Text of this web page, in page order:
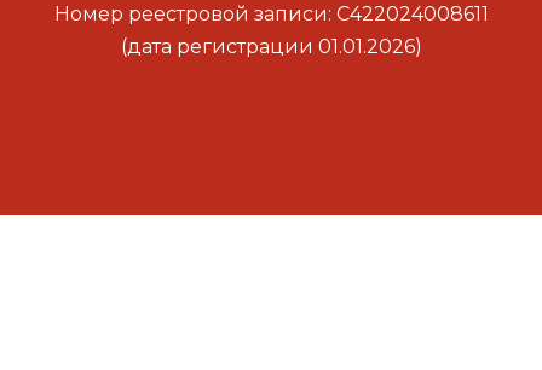
Номер реестровой записи: С422024008611
(дата регистрации 01.01.2026)